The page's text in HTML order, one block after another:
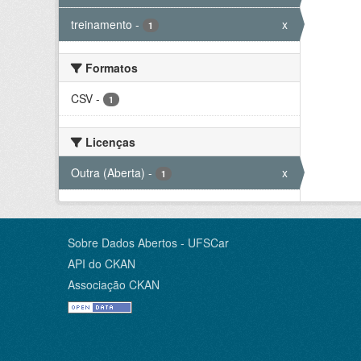
treinamento - 1 x
Formatos
CSV - 1
Licenças
Outra (Aberta) - 1 x
Sobre Dados Abertos - UFSCar
API do CKAN
Associação CKAN